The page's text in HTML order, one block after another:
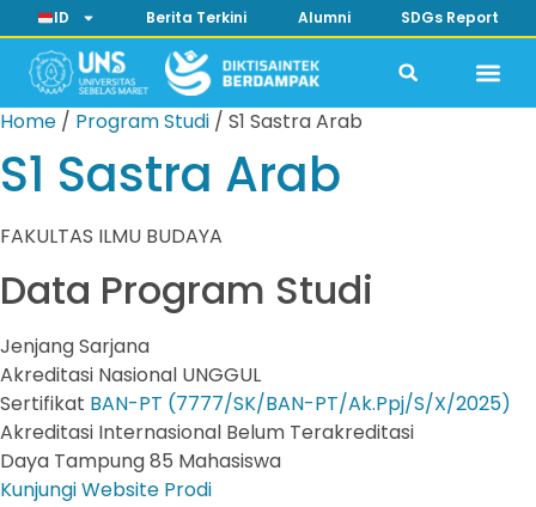
ID Berita Terkini Alumni SDGs Report
Home / Program Studi / S1 Sastra Arab
S1 Sastra Arab
FAKULTAS ILMU BUDAYA
Data Program Studi
JenjangSarjana
Akreditasi Nasional UNGGUL
Sertifikat BAN-PT (7777/SK/BAN-PT/Ak.Ppj/S/X/2025)
Akreditasi Internasional Belum Terakreditasi
Daya Tampung85 Mahasiswa
Kunjungi Website Prodi